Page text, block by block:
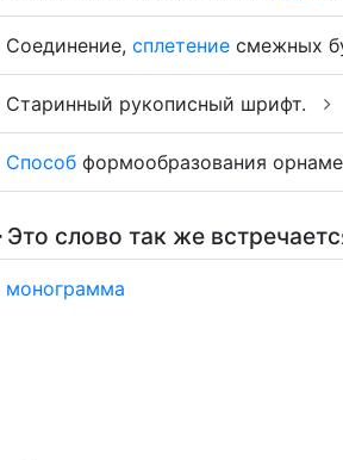
Соединение, сплетение смежных
Старинный рукописный шрифт.
Способ формообразования
Это слово так же
монограмма